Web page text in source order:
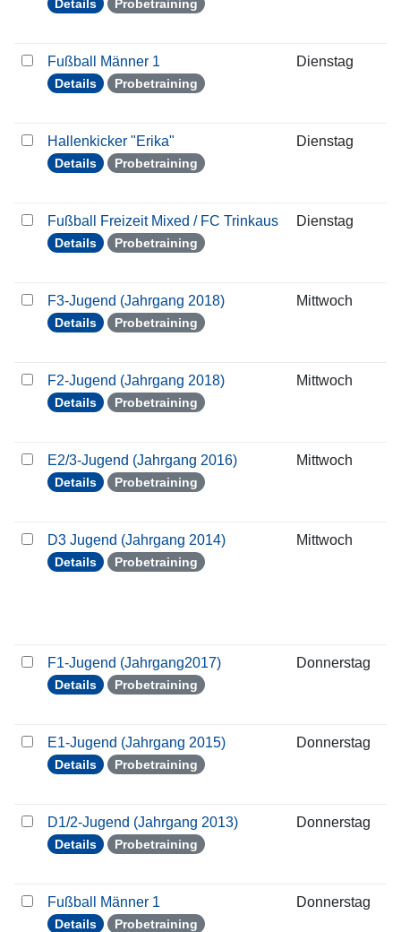
Details Probetraining
Fußball Männer 1
Details Probetraining
Dienstag
Hallenkicker "Erika"
Details Probetraining
Dienstag
Fußball Freizeit Mixed / FC Trinkaus
Details Probetraining
Dienstag
F3-Jugend (Jahrgang 2018)
Details Probetraining
Mittwoch
F2-Jugend (Jahrgang 2018)
Details Probetraining
Mittwoch
E2/3-Jugend (Jahrgang 2016)
Details Probetraining
Mittwoch
D3 Jugend (Jahrgang 2014)
Details Probetraining
Mittwoch
F1-Jugend (Jahrgang2017)
Details Probetraining
Donnerstag
E1-Jugend (Jahrgang 2015)
Details Probetraining
Donnerstag
D1/2-Jugend (Jahrgang 2013)
Details Probetraining
Donnerstag
Fußball Männer 1
Details Probetraining
Donnerstag